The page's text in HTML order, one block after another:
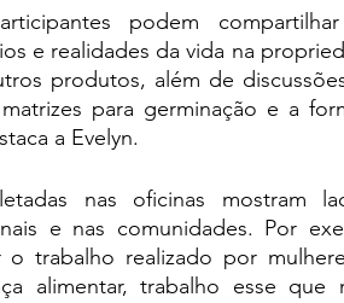
podem
e realidades da vida na
produtos, além de
para germinação e a
a Evelyn.
nas oficinas mostram
e nas comunidades. Por
trabalho realizado por
alimentar, trabalho esse que